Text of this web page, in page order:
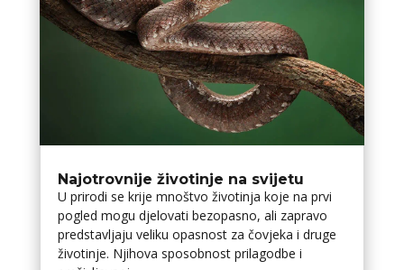
Najotrovnije životinje na svijetu
U prirodi se krije mnoštvo životinja koje na prvi
pogled mogu djelovati bezopasno, ali zapravo
predstavljaju veliku opasnost za čovjeka i druge
životinje. Njihova sposobnost prilagodbe i